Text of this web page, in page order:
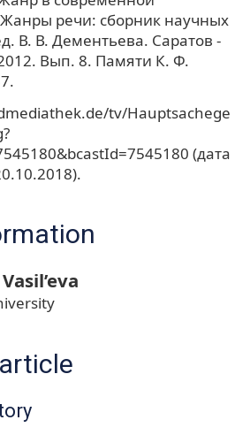
речи: сборник научных
В. В. Дементьева. Саратов -
Вып. 8. Памяти К. Ф.
tv/Hauptsachege
(дата